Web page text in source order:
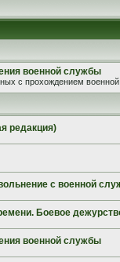
военной службы
с прохождением
редакция)
с военной
Боевое
военной службы